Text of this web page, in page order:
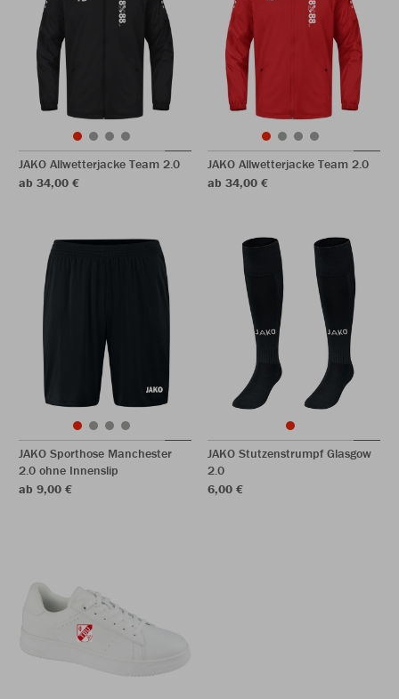
JAKO Allwetterjacke Team 2.0
ab 34,00 €
JAKO Allwetterjacke Team 2.0
ab 34,00 €
JAKO Sporthose Manchester
2.0 ohne Innenslip
ab 9,00 €
JAKO Stutzenstrumpf Glasgow
2.0
6,00 €